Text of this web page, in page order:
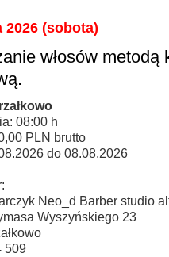
2026 (sobota)
włosów metodą
08:00 h
PLN brutto
do 08.08.2026
Neo_d Barber studio
Wyszyńskiego 23
509